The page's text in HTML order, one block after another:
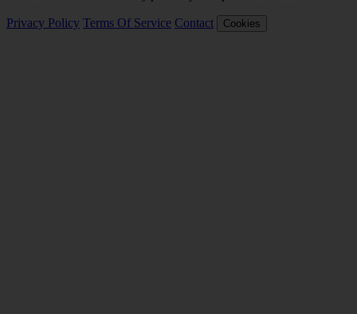
Privacy Policy Terms Of Service Contact Cookies